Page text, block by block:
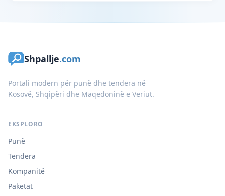
Shpallje.com
Portali modern për punë dhe tendera në
Kosovë, Shqipëri dhe Maqedoninë e Veriut.
EKSPLORO
Punë
Tendera
Kompanitë
Paketat